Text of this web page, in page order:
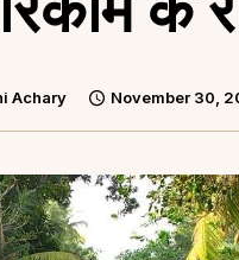
Achary November 30,